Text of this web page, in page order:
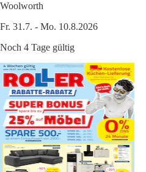
Woolworth
Fr. 31.7. - Mo. 10.8.2026
Noch 4 Tage gültig